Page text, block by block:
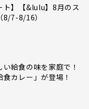
ト】【&lulu】8月のス
8/7-8/16）
い給食の味を家庭で！
カレー」が登場！